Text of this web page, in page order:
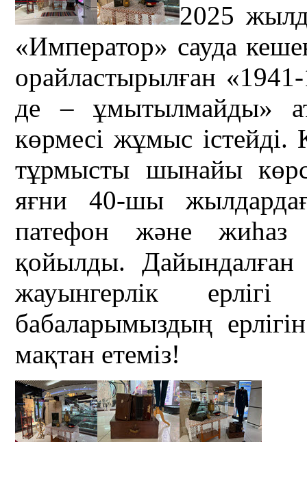
2025
«Император» сауда
орайластырылған
де – ұмытылмайды»
көрмесі жұмыс
тұрмысты шынайы
яғни 40-шы
патефон және жиһаз
қойылды.
жауынгерлік
бабаларымыздың
мақтан етеміз!